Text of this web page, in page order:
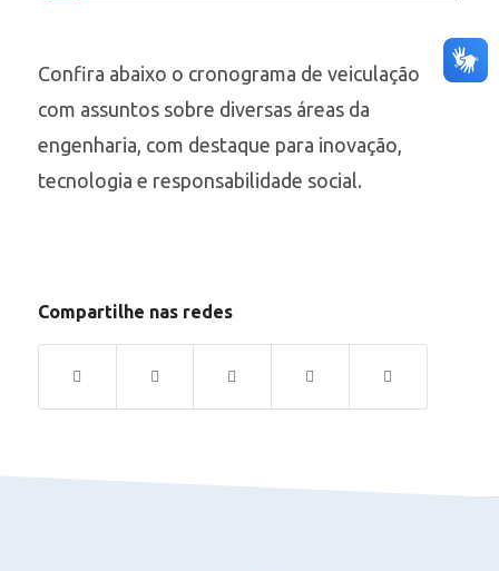
Confira abaixo o cronograma de veiculação
com assuntos sobre diversas áreas da
engenharia, com destaque para inovação,
tecnologia e responsabilidade social.
Compartilhe nas redes